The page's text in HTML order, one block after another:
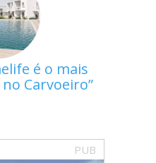
é o mais
Carvoeiro
PUB